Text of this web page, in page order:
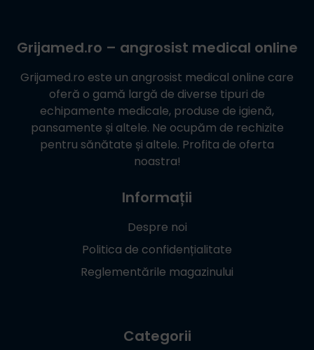
Grijamed.ro – angrosist medical online
Grijamed.ro este un angrosist medical online care
oferă o gamă largă de diverse tipuri de
echipamente medicale, produse de igienă,
pansamente și altele. Ne ocupăm de rechizite
pentru sănătate și altele. Profita de oferta
noastra!
Informații
Despre noi
Politica de confidențialitate
Reglementările magazinului
Categorii